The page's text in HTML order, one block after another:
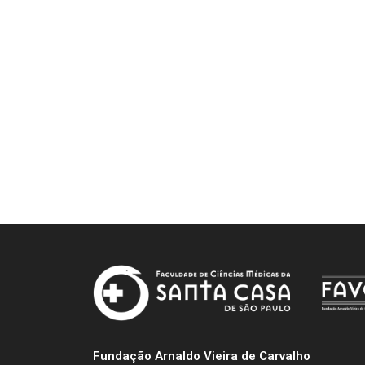
Fundação Arnaldo Vieira de Carvalho